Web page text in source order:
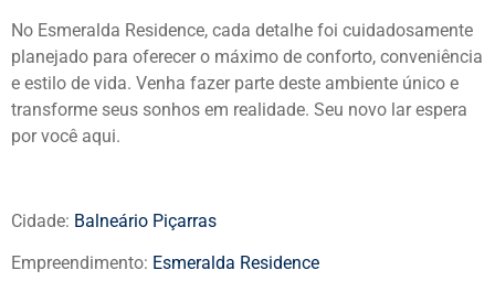
No Esmeralda Residence, cada detalhe foi cuidadosamente
planejado para oferecer o máximo de conforto, conveniência
e estilo de vida. Venha fazer parte deste ambiente único e
transforme seus sonhos em realidade. Seu novo lar espera
por você aqui.
Cidade: Balneário Piçarras
Empreendimento: Esmeralda Residence